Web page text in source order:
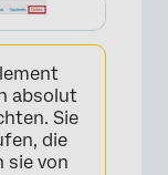
×
absolut
Sie
die
sie von